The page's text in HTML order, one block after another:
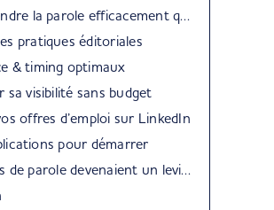
parole efficacement quand on est RH ?
pratiques éditoriales
& timing optimaux
sa visibilité sans budget
offres d’emploi sur LinkedIn
pour démarrer
un levier pour votre marque employeur ?